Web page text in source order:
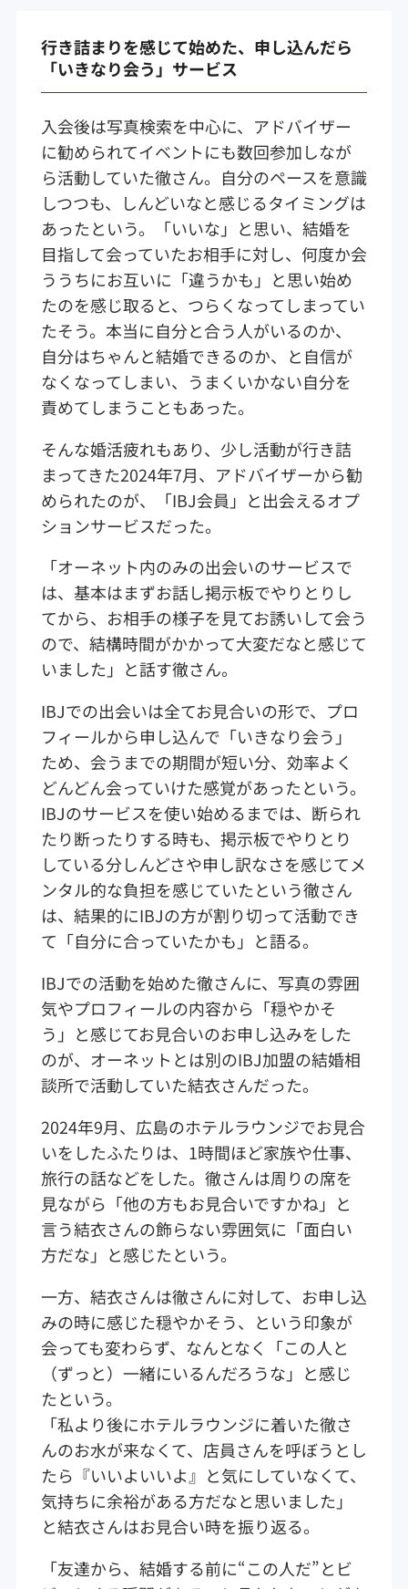
行き詰まりを感じて始めた、申し込んだら
「いきなり会う」サービス
入会後は写真検索を中心に、アドバイザー
に勧められてイベントにも数回参加しなが
ら活動していた徹さん。自分のペースを意識
しつつも、しんどいなと感じるタイミングは
あったという。「いいな」と思い、結婚を
目指して会っていたお相手に対し、何度か会
ううちにお互いに「違うかも」と思い始め
たのを感じ取ると、つらくなってしまってい
たそう。本当に自分と合う人がいるのか、
自分はちゃんと結婚できるのか、と自信が
なくなってしまい、うまくいかない自分を
責めてしまうこともあった。
そんな婚活疲れもあり、少し活動が行き詰
まってきた2024年7月、アドバイザーから勧
められたのが、「IBJ会員」と出会えるオプ
ションサービスだった。
「オーネット内のみの出会いのサービスで
は、基本はまずお話し掲示板でやりとりし
てから、お相手の様子を見てお誘いして会う
ので、結構時間がかかって大変だなと感じて
いました」と話す徹さん。
IBJでの出会いは全てお見合いの形で、プロ
フィールから申し込んで「いきなり会う」
ため、会うまでの期間が短い分、効率よく
どんどん会っていけた感覚があったという。
IBJのサービスを使い始めるまでは、断られ
たり断ったりする時も、掲示板でやりとり
している分しんどさや申し訳なさを感じてメ
ンタル的な負担を感じていたという徹さん
は、結果的にIBJの方が割り切って活動でき
て「自分に合っていたかも」と語る。
IBJでの活動を始めた徹さんに、写真の雰囲
気やプロフィールの内容から「穏やかそ
う」と感じてお見合いのお申し込みをした
のが、オーネットとは別のIBJ加盟の結婚相
談所で活動していた結衣さんだった。
2024年9月、広島のホテルラウンジでお見合
いをしたふたりは、1時間ほど家族や仕事、
旅行の話などをした。徹さんは周りの席を
見ながら「他の方もお見合いですかね」と
言う結衣さんの飾らない雰囲気に「面白い
方だな」と感じたという。
一方、結衣さんは徹さんに対して、お申し込
みの時に感じた穏やかそう、という印象が
会っても変わらず、なんとなく「この人と
（ずっと）一緒にいるんだろうな」と感じ
たという。
「私より後にホテルラウンジに着いた徹さ
んのお水が来なくて、店員さんを呼ぼうとし
たら『いいよいいよ』と気にしていなくて、
気持ちに余裕がある方だなと思いました」
と結衣さんはお見合い時を振り返る。
「友達から、結婚する前に“この人だ”とビ